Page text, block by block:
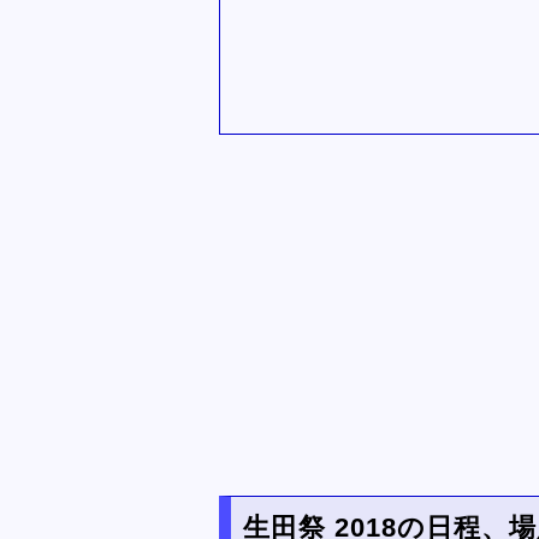
生田祭 2018の日程、